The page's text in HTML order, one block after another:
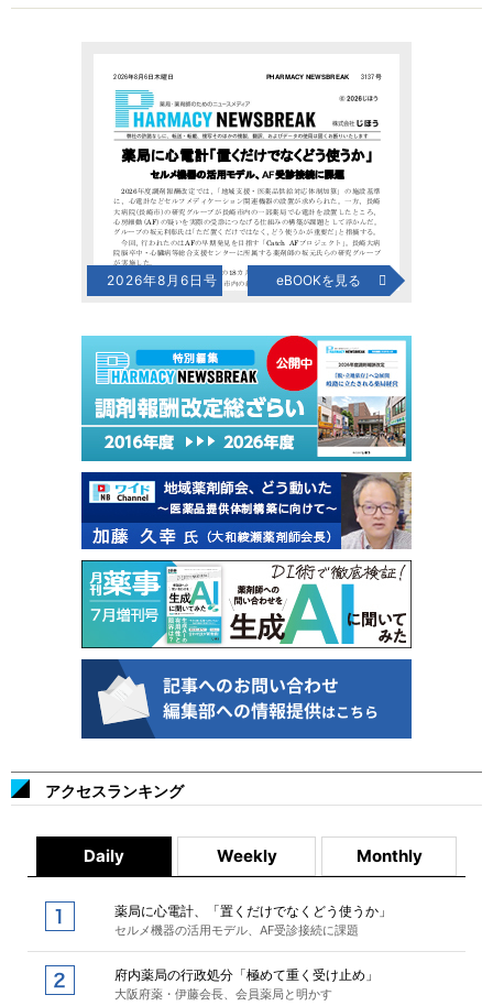
2026年8月6日号 eBOOKを見る
アクセスランキング
Daily Weekly Monthly
薬局に心電計、「置くだけでなくどう使うか」
セルメ機器の活用モデル、AF受診接続に課題
府内薬局の行政処分「極めて重く受け止め」
大阪府薬・伊藤会長、会員薬局と明かす